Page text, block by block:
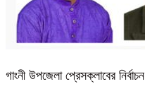
গাংনী উপজেলা প্রেসক্লাবের